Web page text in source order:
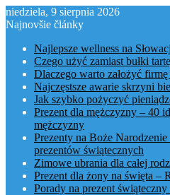
niedziela, 9 sierpnia 2026
Najnovšie články
Najlepsze wellness na
Czego użyć zamiast bułki
Dlaczego warto założyć
Najczęstsze awarie skrzyni
Jak szybko pożyczyć
Prezent dla mężczyzny – 40
mężczyzny
Prezenty na Boże
prezentów świątecznych
Zimowe ubrania dla całej
Prezent dla żony na święta –
Porady na prezent